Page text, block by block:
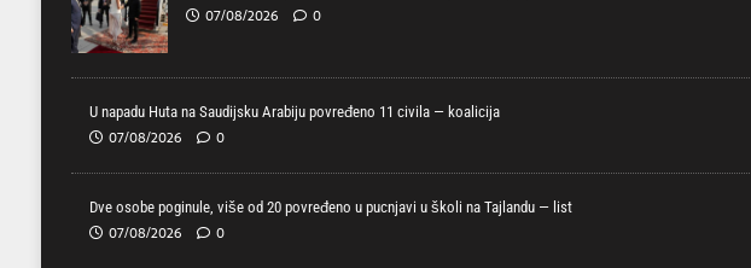
07/08/2026 0
U napadu Huta na Saudijsku Arabiju povređeno 11 civila — koalicija
07/08/2026 0
Dve osobe poginule, više od 20 povređeno u pucnjavi u školi na Tajlandu — list
07/08/2026 0